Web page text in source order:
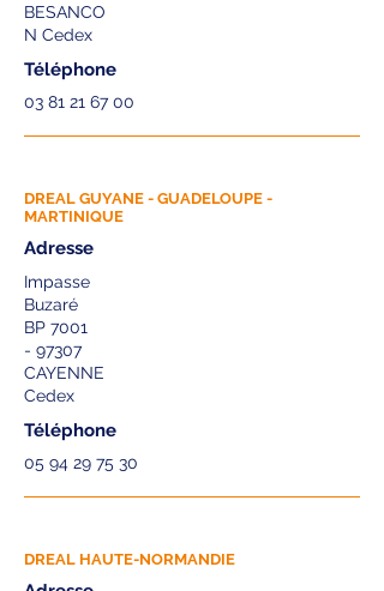
BESANCO
N Cedex
Téléphone
03 81 21 67 00
DREAL GUYANE - GUADELOUPE -
MARTINIQUE
Adresse
Impasse
Buzaré
BP 7001
- 97307
CAYENNE
Cedex
Téléphone
05 94 29 75 30
DREAL HAUTE-NORMANDIE